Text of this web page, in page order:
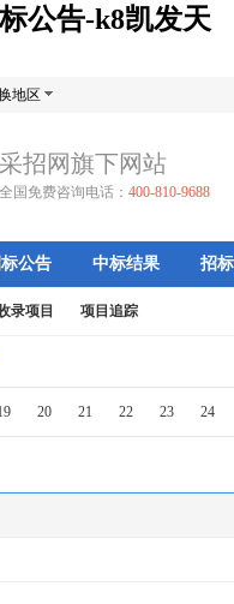
公告-k8凯发天
地区
采招网旗下网站
全国免费咨询电话： 400-810-9688
公告 中标结果 招
录项目 项目追踪
20 21 22 23 24